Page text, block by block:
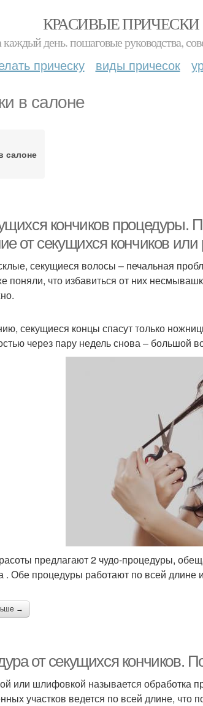
КРАСИВЫЕ ПРИЧЕСКИ
день. пошаговые руководства,
прическу виды причесок
в салоне
салоне
кончиков процедуры.
от секущихся кончиков или
секущиеся волосы – печальная
поняли, что избавиться от них
секущиеся концы спасут только
через пару недель снова – большой
предлагают 2 чудо-процедуры,
. Обе процедуры работают по всей длине
→
от секущихся кончиков.
или шлифовкой называется обработка
участков ведется по всей длине, что